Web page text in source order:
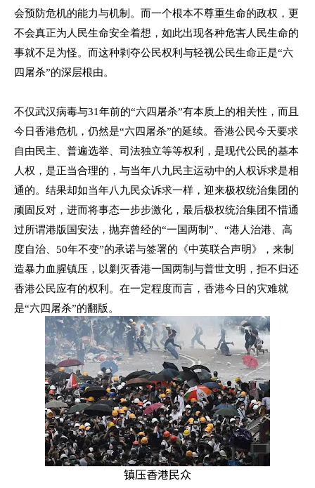
会预防危机的能力与机制。而一个根本不尊重生命的政权，更
不会真正为人民生命安全着想，如此出现各种危害人民生命的
事就不足为怪。而这种剥夺公民权利与轻视公民生命正是“六
四屠杀”的深层根由。
不仅武汉病毒与31年前的“六四屠杀”有本质上的相关性，而且
今日香港危机，仍然是“六四屠杀”的延续。香港公民今天要求
自由民主、普遍选举、司法独立等等权利，是现代公民的基本
人权，是正当合理的，与当年八九民主运动中的人权诉求是相
通的。结果却如当年八九民众诉求一样，迎来极权统治集团的
顽固反对，进而将事态一步步激化，最后极权统治集团不惜通
过所谓港版国安法，抛弃曾经的“一国两制”、“港人治港、高
度自治、 50年不变”的承诺与签署的《中英联合声明》，来制
造暴力血腥镇压，以剿灭香港一国两制与普世文明，拒不归还
香港公民应有的权利。在一定程度而言，香港今日的灾难就
是“六四屠杀”的翻版。
镇压香港民众